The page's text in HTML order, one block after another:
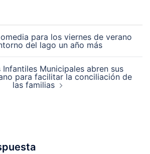
para los viernes de verano
del lago un año más
Infantiles Municipales abren sus
para facilitar la conciliación de
las familias